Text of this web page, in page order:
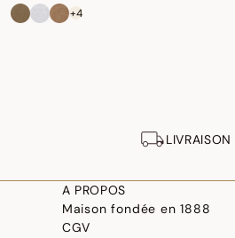
+4
LIVRAISON
A PROPOS
Maison fondée en 1888
CGV